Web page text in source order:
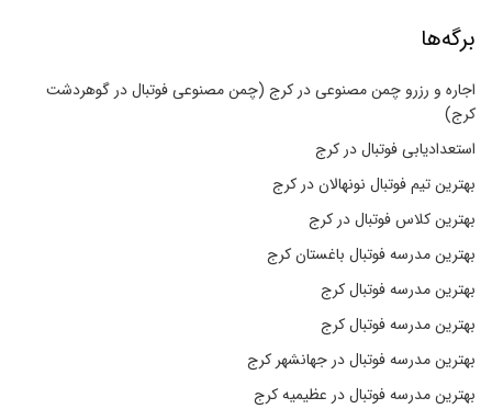
برگه‌ها
اجاره و رزرو چمن مصنوعی در کرج (چمن مصنوعی فوتبال در گوهردشت
کرج)
استعدادیابی فوتبال در کرج
بهترین تیم فوتبال نونهالان در کرج
بهترین کلاس فوتبال در کرج
بهترین مدرسه فوتبال باغستان کرج
بهترین مدرسه فوتبال کرج
بهترین مدرسه فوتبال کرج
بهترین مدرسه فوتبال در جهانشهر کرج
بهترین مدرسه فوتبال در عظیمیه کرج